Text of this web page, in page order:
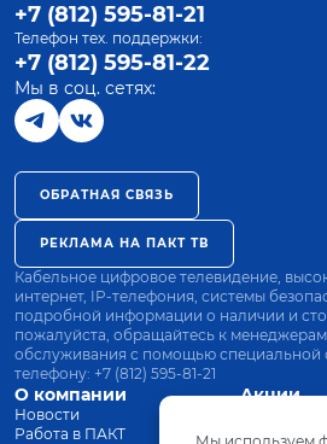
О компании
Новости
Работа в ПАКТ
Акции
Оплата
+7 (812) 595-81-21
Телефон тех. поддержки:
+7 (812) 595-81-22
Мы в соц. сетях:
ОБРАТНАЯ СВЯЗЬ
РЕКЛАМА НА ПАКТ ТВ
Кабельное цифровое телевидение,
интернет, IP-телефония, системы
подробной информации о наличии и
пожалуйста, обращайтесь к
обслуживания с помощью специальной
телефону: +7 (812) 595-81-21